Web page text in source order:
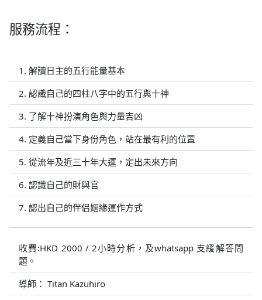
服務流程：
1. 解讀日主的五行能量基本
2. 認識自己的四柱八字中的五行與十神
3. 了解十神扮演角色與力量吉凶
4. 定義自己當下身份角色，站在最有利的位置
5. 從流年及近三十年大運，定出未來方向
6. 認識自己的財與官
7. 認出自己的伴侣姻緣運作方式
收費:HKD 2000 / 2小時分析，及whatsapp 支緩解答問
題。
導師： Titan Kazuhiro